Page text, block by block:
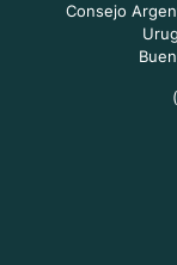
Consejo